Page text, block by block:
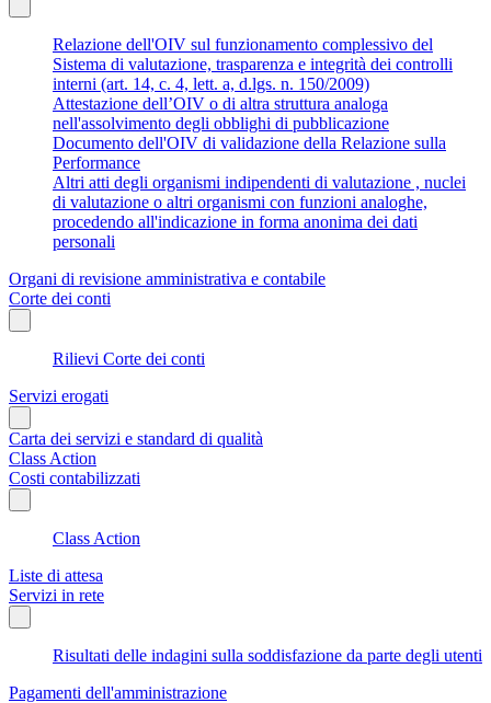
Relazione dell'OIV sul funzionamento complessivo del
Sistema di valutazione, trasparenza e integrità dei controlli
interni (art. 14, c. 4, lett. a, d.lgs. n. 150/2009)
Attestazione dell’OIV o di altra struttura analoga
nell'assolvimento degli obblighi di pubblicazione
Documento dell'OIV di validazione della Relazione sulla
Performance
Altri atti degli organismi indipendenti di valutazione , nuclei
di valutazione o altri organismi con funzioni analoghe,
procedendo all'indicazione in forma anonima dei dati
personali
Organi di revisione amministrativa e contabile
Corte dei conti
Rilievi Corte dei conti
Servizi erogati
Carta dei servizi e standard di qualità
Class Action
Costi contabilizzati
Class Action
Liste di attesa
Servizi in rete
Risultati delle indagini sulla soddisfazione da parte degli utenti
Pagamenti dell'amministrazione